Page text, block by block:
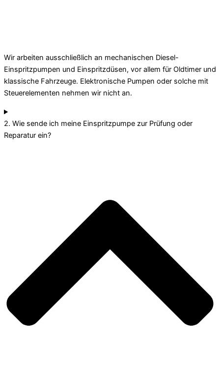
Wir arbeiten ausschließlich an mechanischen Diesel-
Einspritzpumpen und Einspritzdüsen, vor allem für Oldtimer und
klassische Fahrzeuge. Elektronische Pumpen oder solche mit
Steuerelementen nehmen wir nicht an.
2. Wie sende ich meine Einspritzpumpe zur Prüfung oder
Reparatur ein?